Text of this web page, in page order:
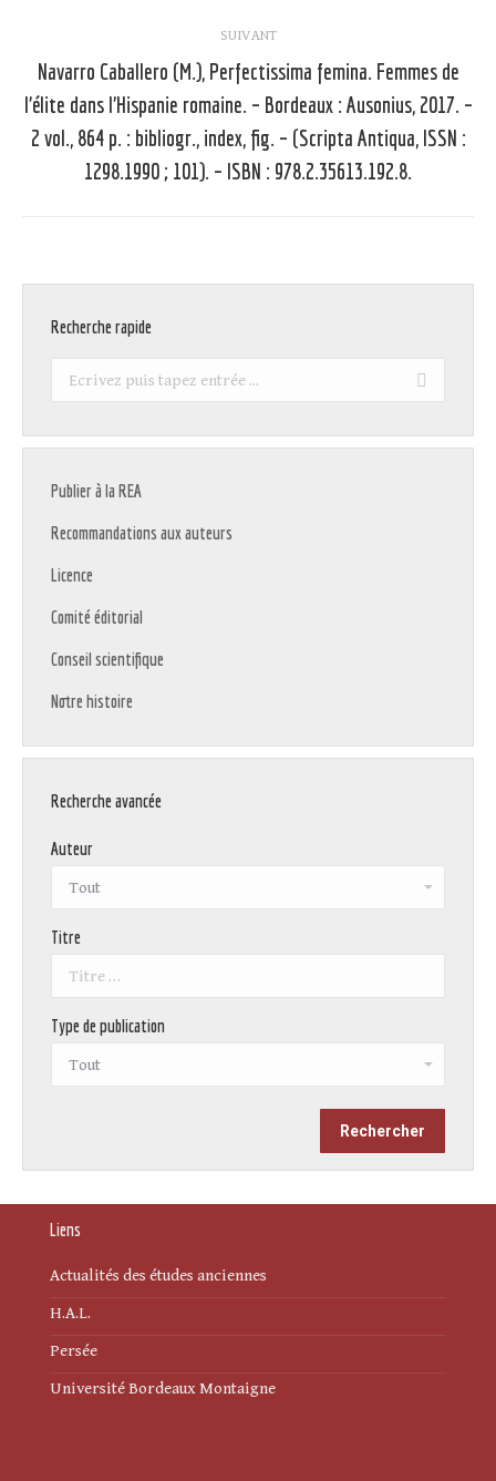
SUIVANT
Article
suivant
:
Navarro Caballero (M.), Perfectissima femina. Femmes de
l’élite dans l’Hispanie romaine. – Bordeaux : Ausonius, 2017. –
2 vol., 864 p. : bibliogr., index, fig. – (Scripta Antiqua, ISSN :
1298.1990 ; 101). – ISBN : 978.2.35613.192.8.
Recherche rapide
Recherche
Publier à la REA
Recommandations aux auteurs
Licence
Comité éditorial
Conseil scientifique
Notre histoire
Recherche avancée
Auteur
Titre
Type de publication
Liens
Actualités des études anciennes
H.A.L.
Persée
Université Bordeaux Montaigne